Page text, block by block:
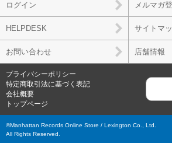
ログイン メルマガ
HELPDESK サイトマ
お問い合わせ 店舗情報
プライバシーポリシー
特定商取引法に基づく表記
会社概要
トップページ
©Manhattan Records Online Store / Lexington Co., Ltd.
All Rights Reserved.